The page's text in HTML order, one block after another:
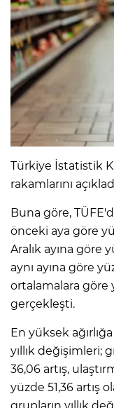
Türkiye İstatistik
rakamlarını
Buna göre,
önceki aya göre
Aralık ayına göre
aynı ayına göre
ortalamalara göre
gerçekleşti.
En yüksek
yıllık değişimleri;
36,06 artış,
yüzde 51,36 artış